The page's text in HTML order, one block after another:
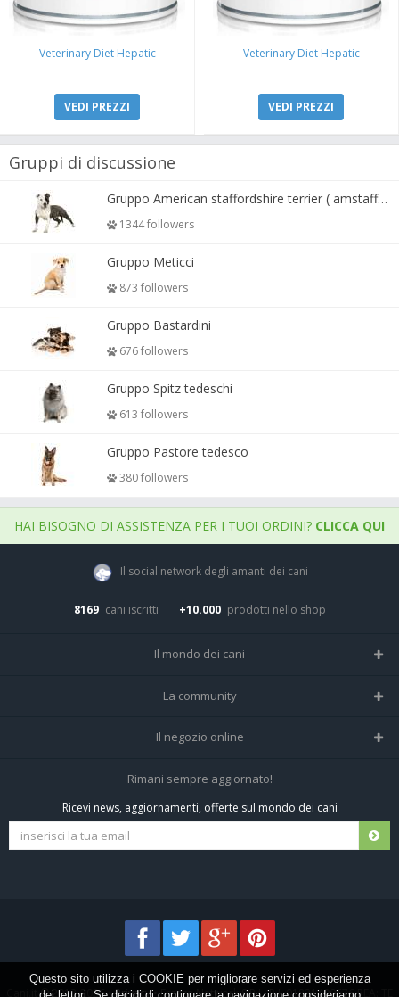
Veterinary Diet Hepatic
VEDI PREZZI
Veterinary Diet Hepatic
VEDI PREZZI
Gruppi di discussione
Gruppo American staffordshire terrier ( amstaff, amastaff )
1344 followers
Gruppo Meticci
873 followers
Gruppo Bastardini
676 followers
Gruppo Spitz tedeschi
613 followers
Gruppo Pastore tedesco
380 followers
HAI BISOGNO DI ASSISTENZA PER I TUOI ORDINI? CLICCA QUI
Il social network degli amanti dei cani
8169 cani iscritti +10.000 prodotti nello shop
Il mondo dei cani
Tutte le razze
La community
Home
Tutti i cani iscritti
Il negozio online
Negozio per cani
Spedizioni e resi
Rimani sempre aggiornato!
Ricevi news, aggiornamenti, offerte sul mondo dei cani
Cani.it © 2013-2026 •Privacy•Frezza Network S.R.L. P.I. 01821400676 REA: TE
Questo sito utilizza i COOKIE per migliorare servizi ed esperienza